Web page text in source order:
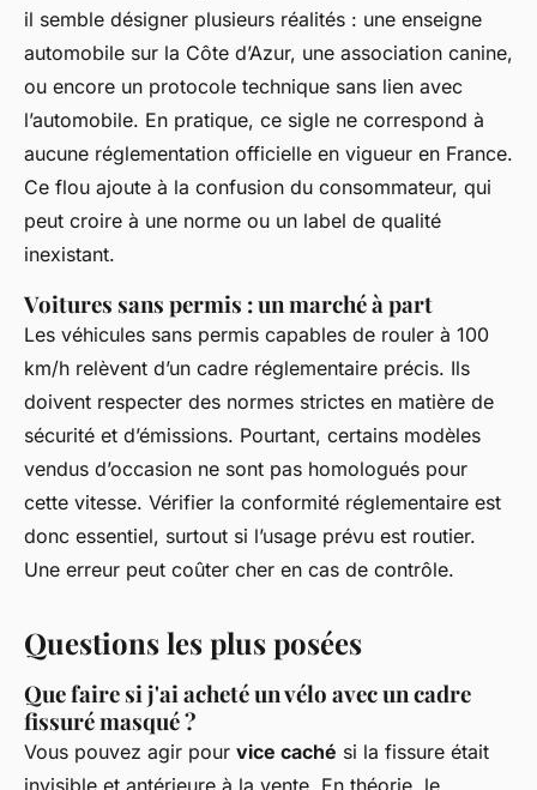
il semble désigner plusieurs réalités : une enseigne
automobile sur la Côte d’Azur, une association canine,
ou encore un protocole technique sans lien avec
l’automobile. En pratique, ce sigle ne correspond à
aucune réglementation officielle en vigueur en France.
Ce flou ajoute à la confusion du consommateur, qui
peut croire à une norme ou un label de qualité
inexistant.
Voitures sans permis : un marché à part
Les véhicules sans permis capables de rouler à 100
km/h relèvent d’un cadre réglementaire précis. Ils
doivent respecter des normes strictes en matière de
sécurité et d’émissions. Pourtant, certains modèles
vendus d’occasion ne sont pas homologués pour
cette vitesse. Vérifier la conformité réglementaire est
donc essentiel, surtout si l’usage prévu est routier.
Une erreur peut coûter cher en cas de contrôle.
Questions les plus posées
Que faire si j'ai acheté un vélo avec un cadre
fissuré masqué ?
Vous pouvez agir pour vice caché si la fissure était